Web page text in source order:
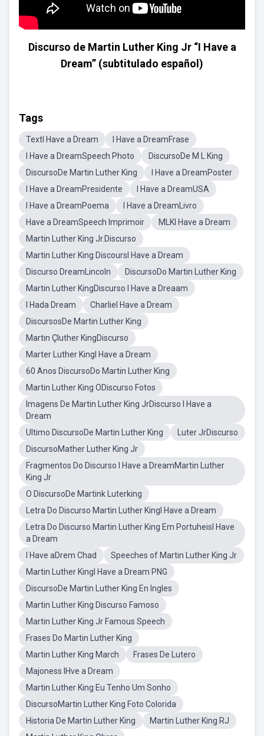
Discurso de Martin Luther King Jr “I Have a
Dream” (subtitulado español)
Tags
TextI Have a Dream
I Have a DreamFrase
I Have a DreamSpeech Photo
DiscursoDe M L King
DiscursoDe Martin Luther King
I Have a DreamPoster
I Have a DreamPresidente
I Have a DreamUSA
I Have a DreamPoema
I Have a DreamLivro
Have a DreamSpeech Imprimoir
MLKI Have a Dream
Martin Luther King Jr.Discurso
Martin Luther King DiscoursI Have a Dream
Discurso DreamLincoln
DiscursoDo Martin Luther King
Martin Luther KingDiscurso I Have a Dreaam
I Hada Dream
CharlieI Have a Dream
DiscursosDe Martin Luther King
Martin Çluther KingDiscurso
Marter Luther KingI Have a Dream
60 Anos DiscursoDo Martin Luther King
Martin Luther King ODiscurso Fotos
Imagens De Martin Luther King JrDiscurso I Have a
Dream
Ultimo DiscursoDe Martin Luther King
Luter JrDiscurso
DiscursoMather Luther King Jr
Fragmentos Do Discurso I Have a DreamMartin Luther
King Jr
O DiscursoDe Martink Luterking
Letra Do Discurso Martin Luther KingI Have a Dream
Letra Do Discurso Martin Luther King Em PortuheisI Have
a Dream
I Have aDrem Chad
Speeches of Martin Luther King Jr
Martin Luther KingI Have a Dream PNG
DiscursoDe Martin Luther King En Ingles
Martin Luther King Discurso Famoso
Martin Luther King Jr Famous Speech
Frases Do Martin Luther King
Martin Luther King March
Frases De Lutero
Majoness IHve a Dream
Martin Luther King Eu Tenho Um Sonho
DiscursoMartin Luther King Foto Colorida
Historia De Martin Luther King
Martin Luther King RJ